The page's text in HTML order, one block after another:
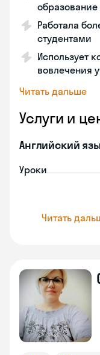
образование
Работала
студентами
Использует
вовлечения
Читать дальше
Услуги и
Английский
Уроки
Читать